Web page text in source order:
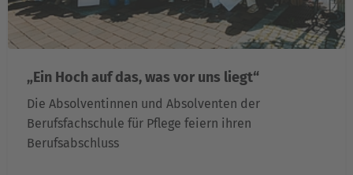
„Ein Hoch auf das, was vor uns liegt“
Die Absolventinnen und Absolventen der
Berufsfachschule für Pflege feiern ihren
Berufsabschluss